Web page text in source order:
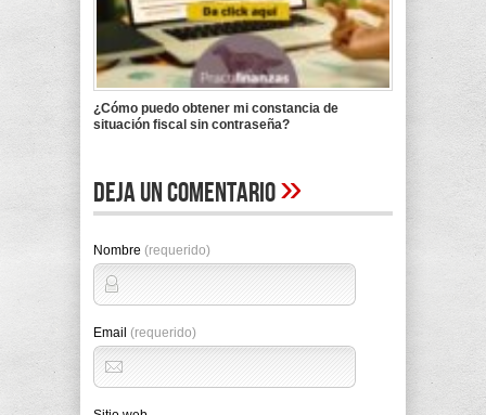
¿Cómo puedo obtener mi constancia de
situación fiscal sin contraseña?
Deja un comentario»
Nombre (requerido)
Email (requerido)